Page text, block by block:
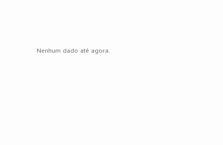
Nenhum dado até agora.